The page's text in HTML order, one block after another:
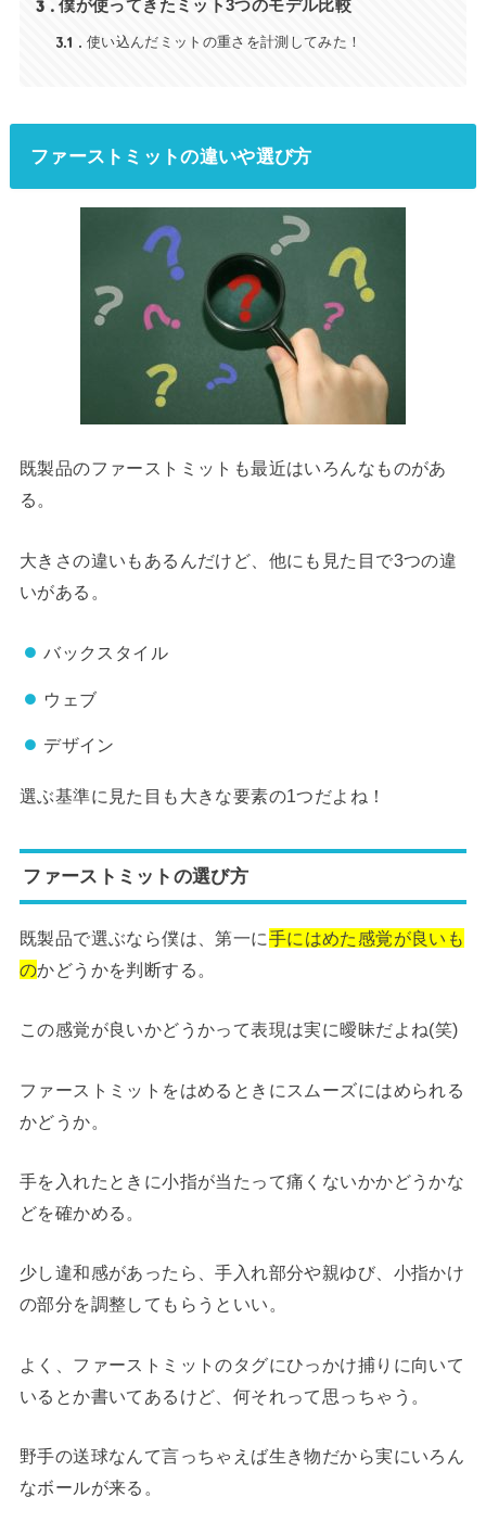
3 僕が使ってきたミット3つのモデル比較
3.1 使い込んだミットの重さを計測してみた！
ファーストミットの違いや選び方
既製品のファーストミットも最近はいろんなものがあ
る。
大きさの違いもあるんだけど、他にも見た目で3つの違
いがある。
バックスタイル
ウェブ
デザイン
選ぶ基準に見た目も大きな要素の1つだよね！
ファーストミットの選び方
既製品で選ぶなら僕は、第一に手にはめた感覚が良いも
のかどうかを判断する。
この感覚が良いかどうかって表現は実に曖昧だよね(笑)
ファーストミットをはめるときにスムーズにはめられる
かどうか。
手を入れたときに小指が当たって痛くないかかどうかな
どを確かめる。
少し違和感があったら、手入れ部分や親ゆび、小指かけ
の部分を調整してもらうといい。
よく、ファーストミットのタグにひっかけ捕りに向いて
いるとか書いてあるけど、何それって思っちゃう。
野手の送球なんて言っちゃえば生き物だから実にいろん
なボールが来る。